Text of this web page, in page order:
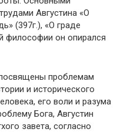
Августина «О
(397г.), «О граде
философии он опирался
проблемам
и исторического
его воли и разума
Бога, Августин
завета, согласно